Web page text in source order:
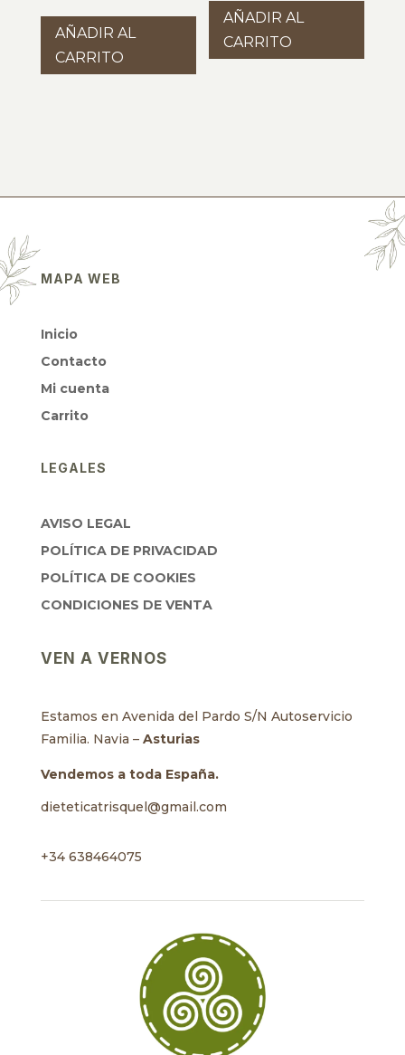
AÑADIR AL
CARRITO
AÑADIR AL
CARRITO
MAPA WEB
Inicio
Contacto
Mi cuenta
Carrito
LEGALES
AVISO LEGAL
POLÍTICA DE PRIVACIDAD
POLÍTICA DE COOKIES
CONDICIONES DE VENTA
VEN A VERNOS
Estamos en Avenida del Pardo S/N Autoservicio
Familia. Navia – Asturias
Vendemos a toda España.
dieteticatrisquel@gmail.com
+34 638464075